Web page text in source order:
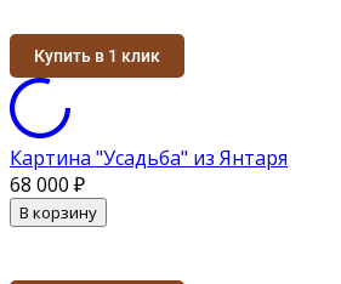
Купить в 1 клик
Картина "Усадьба" из Янтаря
68 000 ₽
В корзину